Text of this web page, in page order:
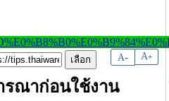
A- A+
รณาก่อนใช้งาน